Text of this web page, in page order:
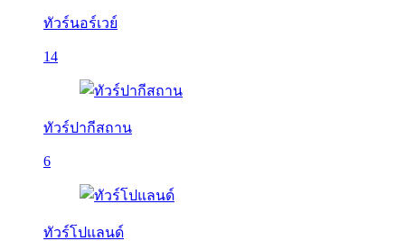
ทัวร์นอร์เวย์
14
ทัวร์ปากีสถาน
6
ทัวร์โปแลนด์